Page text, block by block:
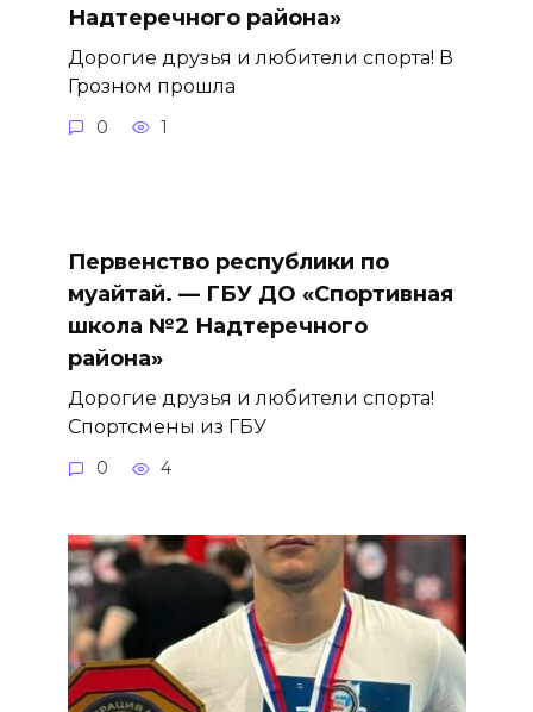
Надтеречного района»
Дорогие друзья и любители спорта! В
Грозном прошла
0 1
Первенство республики по
муайтай. — ГБУ ДО «Спортивная
школа №2 Надтеречного
района»
Дорогие друзья и любители спорта!
Спортсмены из ГБУ
0 4